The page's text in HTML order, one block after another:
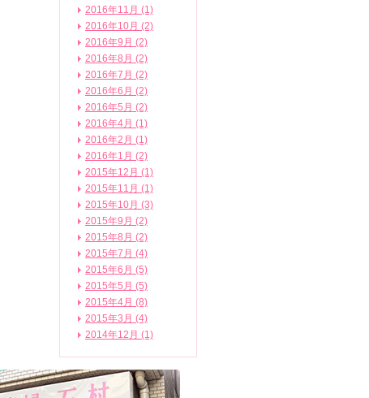
2016年11月 (1)
2016年10月 (2)
2016年9月 (2)
2016年8月 (2)
2016年7月 (2)
2016年6月 (2)
2016年5月 (2)
2016年4月 (1)
2016年2月 (1)
2016年1月 (2)
2015年12月 (1)
2015年11月 (1)
2015年10月 (3)
2015年9月 (2)
2015年8月 (2)
2015年7月 (4)
2015年6月 (5)
2015年5月 (5)
2015年4月 (8)
2015年3月 (4)
2014年12月 (1)